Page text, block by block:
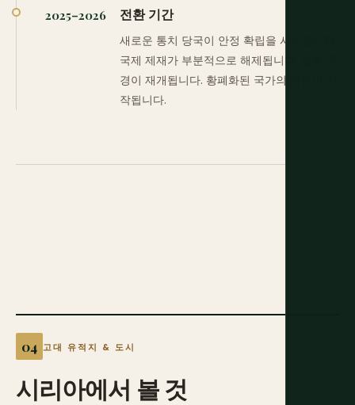
2025–2026 전환 기간
새로운 통치 당국이 안정 확립을 시도합니다.
국제 제재가 부분적으로 해제됩니다. 일부 국
경이 재개됩니다. 황폐화된 국가의 재건이 시
작됩니다.
고대 유적지 & 도시
시리아에서 볼 것